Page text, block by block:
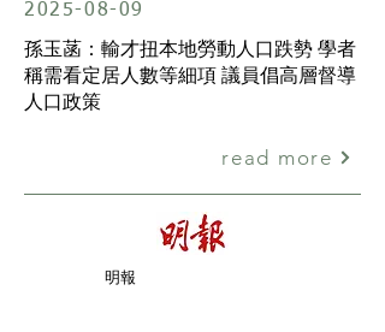
2025-08-09
孫玉菡：輸才扭本地勞動人口跌勢 學者
稱需看定居人數等細項 議員倡高層督導
人口政策
read more
明報